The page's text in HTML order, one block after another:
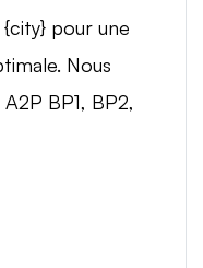
pour une
Nous
BP1, BP2,